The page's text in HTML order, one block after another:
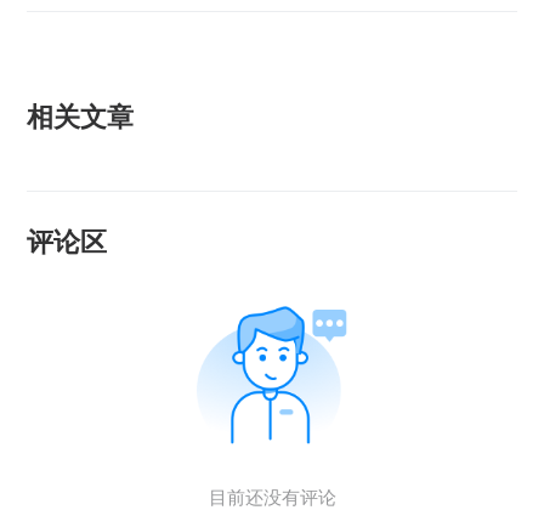
相关文章
评论区
目前还没有评论